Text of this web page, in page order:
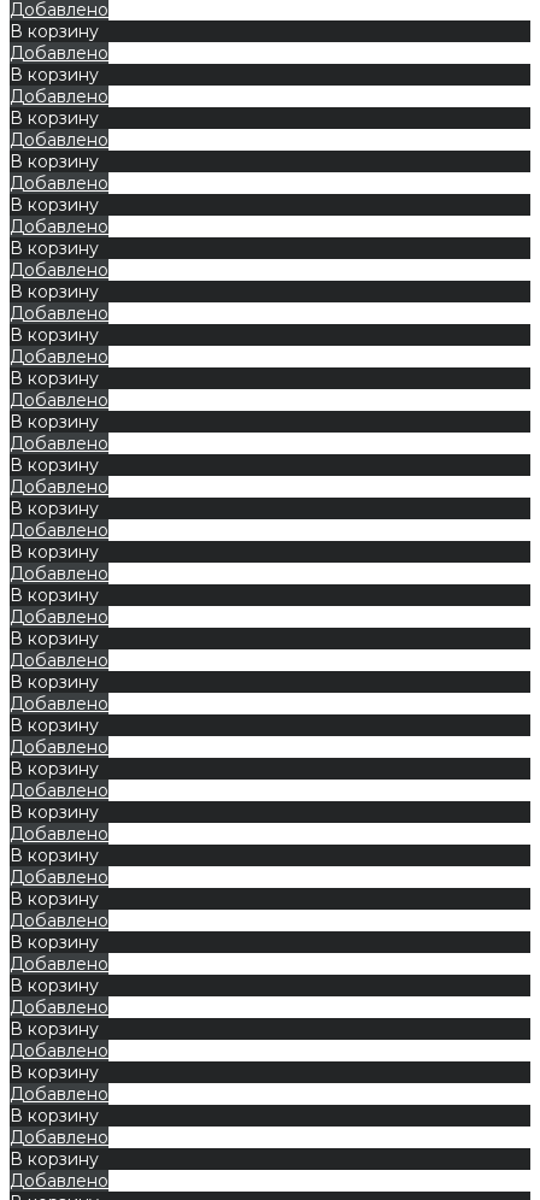
Добавлено
В корзину
Добавлено
В корзину
Добавлено
В корзину
Добавлено
В корзину
Добавлено
В корзину
Добавлено
В корзину
Добавлено
В корзину
Добавлено
В корзину
Добавлено
В корзину
Добавлено
В корзину
Добавлено
В корзину
Добавлено
В корзину
Добавлено
В корзину
Добавлено
В корзину
Добавлено
В корзину
Добавлено
В корзину
Добавлено
В корзину
Добавлено
В корзину
Добавлено
В корзину
Добавлено
В корзину
Добавлено
В корзину
Добавлено
В корзину
Добавлено
В корзину
Добавлено
В корзину
Добавлено
В корзину
Добавлено
В корзину
Добавлено
В корзину
Добавлено